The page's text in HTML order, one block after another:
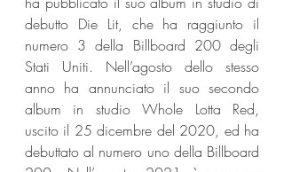
debutto Die Lit, che ha raggiunto il
numero 3 della Billboard 200 degli
Stati Uniti. Nell’agosto dello stesso
anno ha annunciato il suo secondo
album in studio Whole Lotta Red,
uscito il 25 dicembre del 2020, ed ha
debuttato al numero uno della Billboard